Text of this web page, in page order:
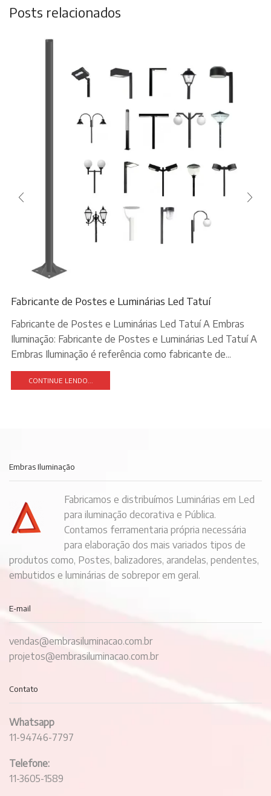
Posts relacionados
Fabricante de Postes e Luminárias Led Tatuí
Fabricante de Postes e Luminárias Led Tatuí A Embras
Iluminação: Fabricante de Postes e Luminárias Led Tatuí A
Embras Iluminação é referência como fabricante de...
CONTINUE LENDO...
Embras Iluminação
Fabricamos e distribuímos Luminárias em Led
para iluminação decorativa e Pública.
Contamos ferramentaria própria necessária
para elaboração dos mais variados tipos de
produtos como, Postes, balizadores, arandelas, pendentes,
embutidos e luminárias de sobrepor em geral.
E-mail
vendas@embrasiluminacao.com.br
projetos@embrasiluminacao.com.br
Contato
Whatsapp
11-94746-7797
Telefone:
11-3605-1589